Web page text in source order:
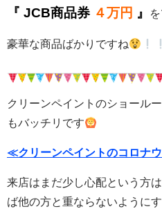
『 JCB商品券 ４万円 』 を
豪華な商品ばかりですね
クリーンペイントのショール
もバッチリです
≪クリーンペイントのコロナ
来店はまだ少し心配という方
ば他の方と重ならないように